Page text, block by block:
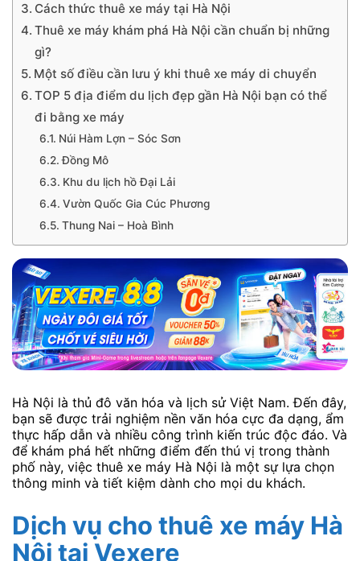
Cách thức thuê xe máy tại Hà Nội
Thuê xe máy khám phá Hà Nội cần chuẩn bị những
gì?
Một số điều cần lưu ý khi thuê xe máy di chuyển
TOP 5 địa điểm du lịch đẹp gần Hà Nội bạn có thể
đi bằng xe máy
Núi Hàm Lợn – Sóc Sơn
Đồng Mô
Khu du lịch hồ Đại Lải
Vườn Quốc Gia Cúc Phương
Thung Nai – Hoà Bình
Hà Nội là thủ đô văn hóa và lịch sử Việt Nam. Đến đây,
bạn sẽ được trải nghiệm nền văn hóa cực đa dạng, ẩm
thực hấp dẫn và nhiều công trình kiến trúc độc đáo. Và
để khám phá hết những điểm đến thú vị trong thành
phố này, việc thuê xe máy Hà Nội là một sự lựa chọn
thông minh và tiết kiệm dành cho mọi du khách.
Dịch vụ cho thuê xe máy Hà
Nội tại Vexere